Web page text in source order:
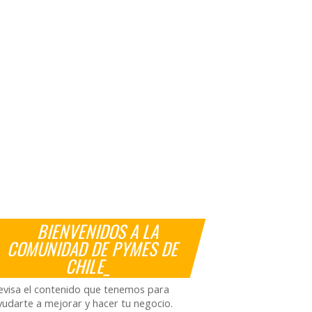
BIENVENIDOS A LA
COMUNIDAD DE PYMES DE
CHILE_
el contenido que tenemos para
a mejorar y hacer tu negocio.